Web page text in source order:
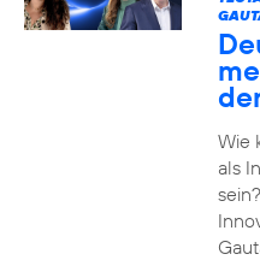
Wie
als